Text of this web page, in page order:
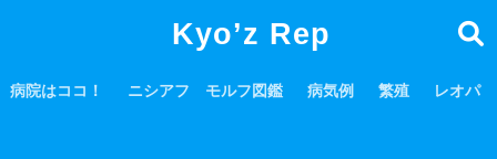
Kyo’z Rep
病院はココ！ ニシアフ モルフ図鑑 病気例 繁殖 レオパ